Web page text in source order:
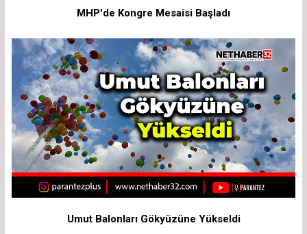
MHP'de Kongre Mesaisi Başladı
Umut Balonları Gökyüzüne Yükseldi